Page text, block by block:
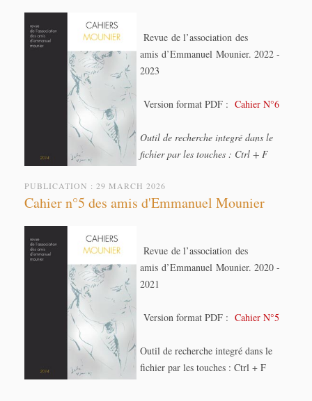
Revue de l’association des
amis d’Emmanuel Mounier. 2022 -
2023
Version format PDF : Cahier N°6
Outil de recherche integré dans le
fichier par les touches : Ctrl + F
PUBLICATION : 29 MARCH 2026
Cahier n°5 des amis d'Emmanuel Mounier
Revue de l’association des
amis d’Emmanuel Mounier. 2020 -
2021
Version format PDF : Cahier N°5
Outil de recherche integré dans le
fichier par les touches : Ctrl + F